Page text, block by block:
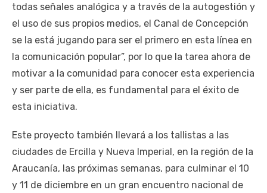
todas señales analógica y a través de la autogestión y
el uso de sus propios medios, el Canal de Concepción
se la está jugando para ser el primero en esta línea en
la comunicación popular”, por lo que la tarea ahora de
motivar a la comunidad para conocer esta experiencia
y ser parte de ella, es fundamental para el éxito de
esta iniciativa.
Este proyecto también llevará a los tallistas a las
ciudades de Ercilla y Nueva Imperial, en la región de la
Araucanía, las próximas semanas, para culminar el 10
y 11 de diciembre en un gran encuentro nacional de